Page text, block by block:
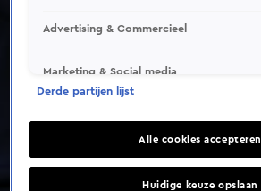
Advertising & Commercieel
Marketing & Social media
Derde partijen lijst
Alle cookies accepteren
Huidige keuze opslaan